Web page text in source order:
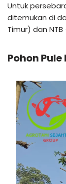
Untuk
ditemukan di
Timur) dan
Pohon Pule